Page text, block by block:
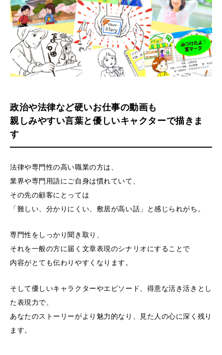
政治や法律など硬いお仕事の動画も
親しみやすい言葉と優しいキャクターで描きま
す
法律や専門性の高い職業の方は、
業界や専門用語にご自身は慣れていて、
その先の顧客にとっては
「難しい、分かりにくい、敷居が高い話」と感じられがち。
専門性をしっかり聞き取り、
それを一般の方に届く文章表現のシナリオにすることで
内容がとても伝わりやすくなります。
そして優しいキャラクターやエピソード、得意な活き活きとし
た表現力で、
あなたのストーリーがより魅力的なり、見た人の心に深く残り
ます。